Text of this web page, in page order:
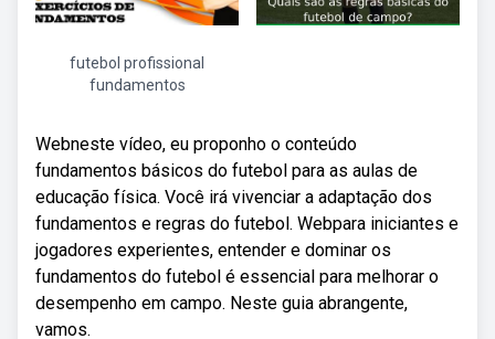
futebol profissional
fundamentos
Webneste vídeo, eu proponho o conteúdo
fundamentos básicos do futebol para as aulas de
educação física. Você irá vivenciar a adaptação dos
fundamentos e regras do futebol. Webpara iniciantes e
jogadores experientes, entender e dominar os
fundamentos do futebol é essencial para melhorar o
desempenho em campo. Neste guia abrangente,
vamos.